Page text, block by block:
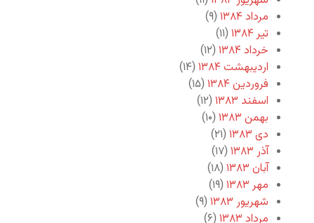
مرداد ۱۳۸۴
(۹)
تیر ۱۳۸۴
(۱۱)
خرداد ۱۳۸۴
(۱۲)
اردیبهشت ۱۳۸۴
(۱۴)
فروردین ۱۳۸۴
(۱۵)
اسفند ۱۳۸۳
(۱۲)
بهمن ۱۳۸۳
(۱۰)
دی ۱۳۸۳
(۲۱)
آذر ۱۳۸۳
(۱۷)
آبان ۱۳۸۳
(۱۸)
مهر ۱۳۸۳
(۱۹)
شهریور ۱۳۸۳
(۹)
مرداد ۱۳۸۳
(۶)